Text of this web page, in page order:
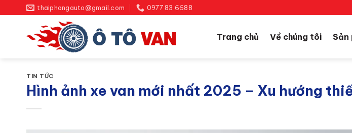
qua
thaiphongauto@gmail.com 0977 83 6688
Trang chủ Về chúng tôi Sản
TIN TỨC
Hình ảnh xe van mới nhất 2025 – Xu hướng